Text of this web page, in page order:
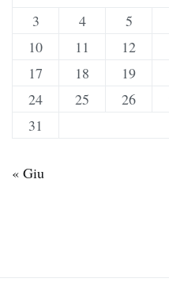
3
4 5
10
11 12
17
18 19
24
25 26
31
« Giu